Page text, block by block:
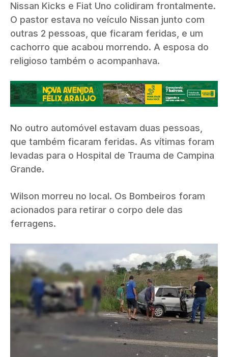
Nissan Kicks e Fiat Uno colidiram frontalmente.
O pastor estava no veículo Nissan junto com
outras 2 pessoas, que ficaram feridas, e um
cachorro que acabou morrendo. A esposa do
religioso também o acompanhava.
No outro automóvel estavam duas pessoas,
que também ficaram feridas. As vítimas foram
levadas para o Hospital de Trauma de Campina
Grande.
Wilson morreu no local. Os Bombeiros foram
acionados para retirar o corpo dele das
ferragens.